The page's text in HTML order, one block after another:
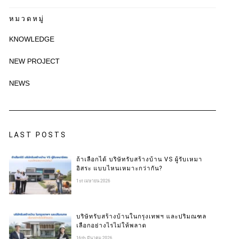
หมวดหมู่
KNOWLEDGE
NEW PROJECT
NEWS
LAST POSTS
ถ้าเลือกได้ บริษัทรับสร้างบ้าน VS ผู้รับเหมา
อิสระ แบบไหนเหมาะกว่ากัน?
1st เมษายน 2026
บริษัทรับสร้างบ้านในกรุงเทพฯ และปริมณฑล
เลือกอย่างไรไม่ให้พลาด